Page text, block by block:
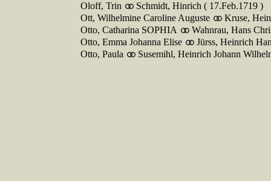
Oloff, Trin
Schmidt, Hinrich ( 17.Feb.1719 )
Ott, Wilhelmine Caroline Auguste
Kruse,
Otto, Catharina SOPHIA
Wahnrau, Hans
Otto, Emma Johanna Elise
Jürss, Heinrich
Otto, Paula
Susemihl, Heinrich Johann